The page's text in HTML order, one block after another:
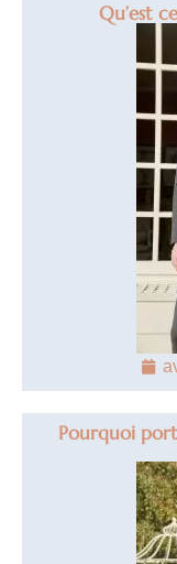
Qu’est
Pourquoi